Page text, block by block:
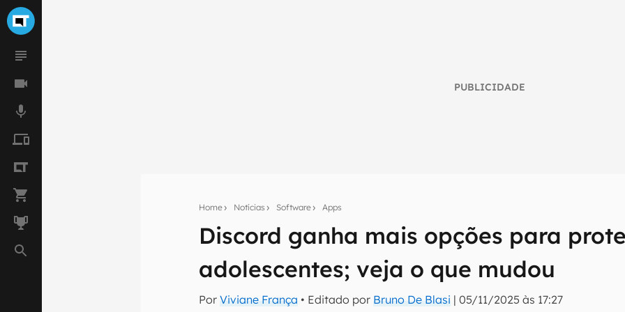
PUBLICIDADE
Home Notícias Software Apps
Discord ganha mais opções para
adolescentes; veja o que mudou
PorViviane França • Editado por Bruno De Blasi |05/11/2025 às 17:27
Seu resumo inteligente do mundo tech!
Assine a newsletter do Canaltech e receba notícias e reviews sobre tecnologia
mão.